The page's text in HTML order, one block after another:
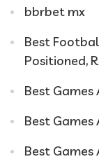
bbrbet mx
Best
Positioned,
Best Games
Best
Best